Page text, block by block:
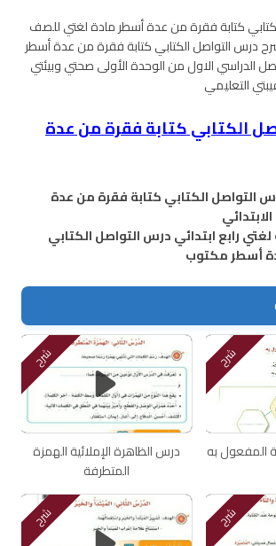
كتابة فقرة من عدة أسطر مادة لغتي للصف
الابتدائي ف1 شرح درس التواصل الكتابي كتابة فقرة من عدة أسطر
الدراسي الاول من الوحدة الأولى صحتي وبيئتي
التعليمي
الكتابي كتابة فقرة من عدة
التواصل الكتابي كتابة فقرة من عدة
رابع ابتدائي درس التواصل الكتابي
أسطر مكتوب
شرح
المفعول به
شرح
درس الظاهرة الإملائية الهمزة
المتطرفة
شرح شرح